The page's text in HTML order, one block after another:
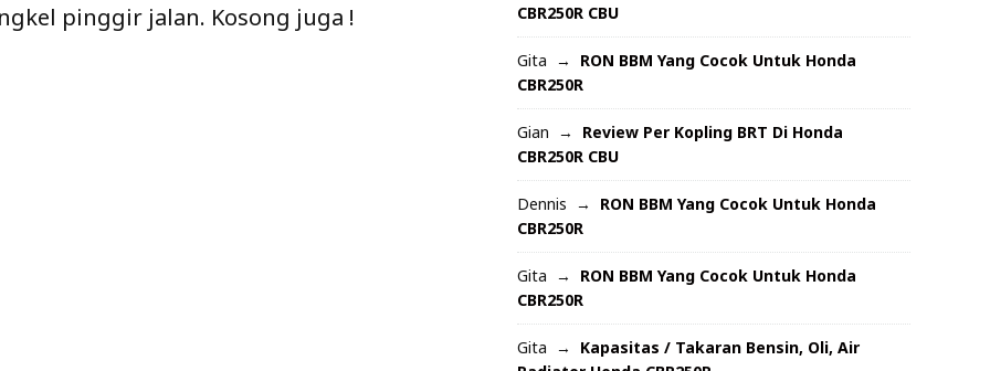
pinggir jalan. Kosong juga !
CBR250R CBU
Gita
RON BBM Yang Cocok Untuk Honda
CBR250R
Gian
Review Per Kopling BRT Di Honda
CBR250R CBU
Dennis
RON BBM Yang Cocok Untuk Honda
CBR250R
Gita
RON BBM Yang Cocok Untuk Honda
CBR250R
Gita
Kapasitas / Takaran Bensin, Oli, Air